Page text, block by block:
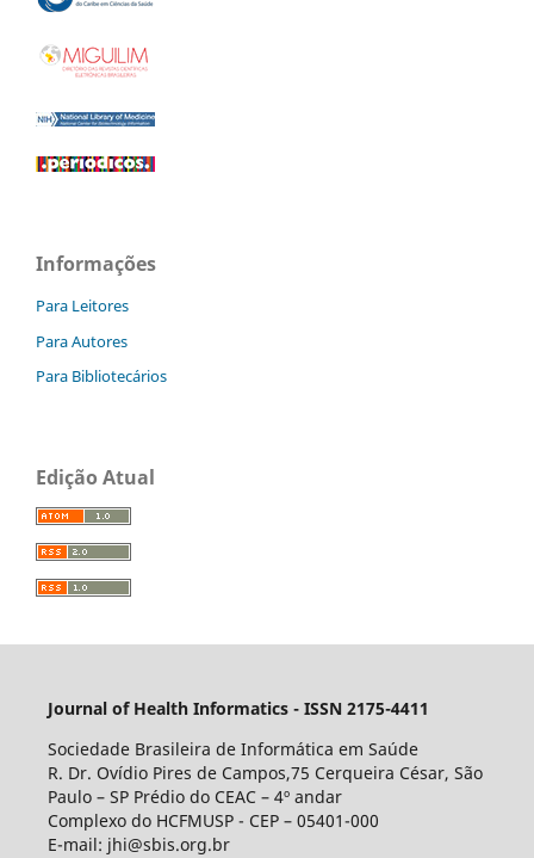
Informações
Para Leitores
Para Autores
Para Bibliotecários
Edição Atual
Journal of Health Informatics - ISSN 2175-4411
Sociedade Brasileira de Informática em Saúde
R. Dr. Ovídio Pires de Campos,75 Cerqueira César, São
Paulo – SP Prédio do CEAC – 4º andar
Complexo do HCFMUSP - CEP – 05401-000
E-mail: jhi@sbis.org.br